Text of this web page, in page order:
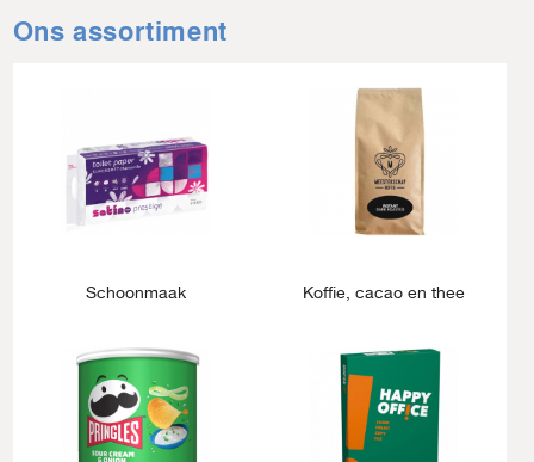
Ons assortiment
Schoonmaak Koffie, cacao en thee